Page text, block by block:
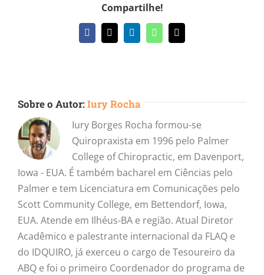
Compartilhe!
Facebook
X LinkedInWhatsApp
E-
mail
Sobre o Autor:Iury Rocha
Iury Borges Rocha formou-se
Quiropraxista em 1996 pelo Palmer
College of Chiropractic, em Davenport,
Iowa - EUA. É também bacharel em Ciências pelo
Palmer e tem Licenciatura em Comunicações pelo
Scott Community College, em Bettendorf, Iowa,
EUA. Atende em Ilhéus-BA e região. Atual Diretor
Acadêmico e palestrante internacional da FLAQ e
do IDQUIRO, já exerceu o cargo de Tesoureiro da
ABQ e foi o primeiro Coordenador do programa de